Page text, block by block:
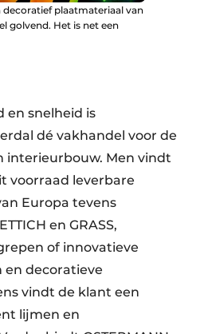
decoratief plaatmateriaal van
golvend. Het is net een
en snelheid is
dé vakhandel voor de
interieurbouw. Men vindt
voorraad leverbare
Europa tevens
en GRASS,
of innovatieve
en decoratieve
vindt de klant een
lijmen en